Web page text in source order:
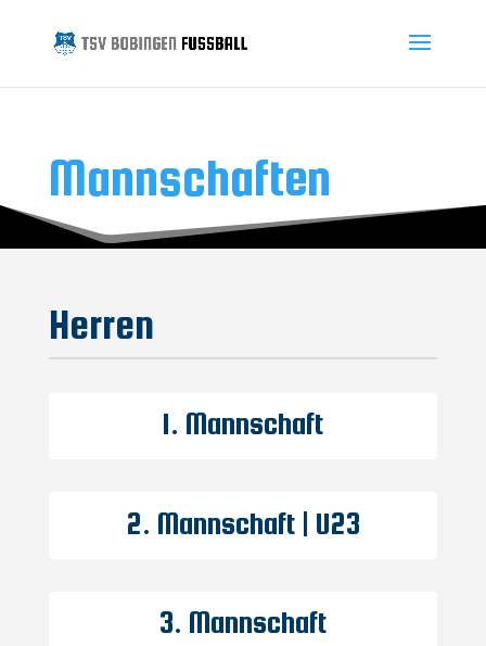
Mannschaften
Herren
1. Mannschaft
2. Mannschaft | U23
3. Mannschaft